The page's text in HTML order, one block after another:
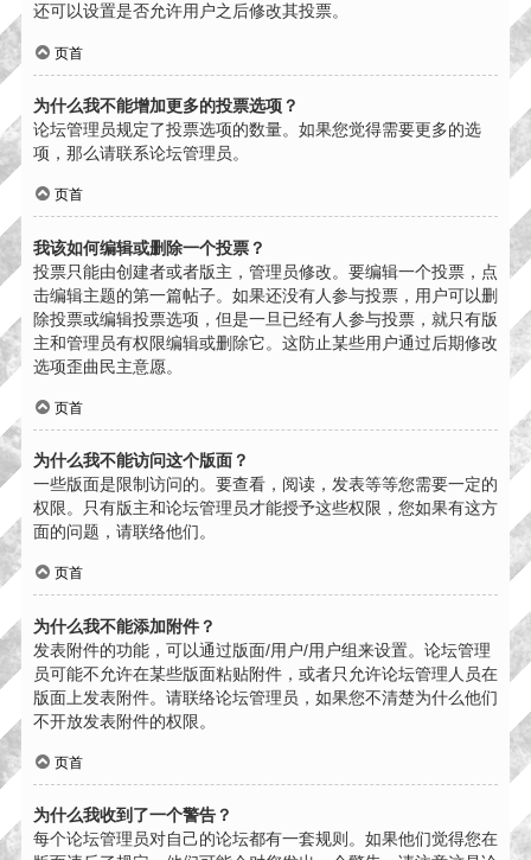
还可以设置是否允许用户之后修改其投票。
页首
为什么我不能增加更多的投票选项？
论坛管理员规定了投票选项的数量。如果您觉得需要更多的选
项，那么请联系论坛管理员。
页首
我该如何编辑或删除一个投票？
投票只能由创建者或者版主，管理员修改。要编辑一个投票，点
击编辑主题的第一篇帖子。如果还没有人参与投票，用户可以删
除投票或编辑投票选项，但是一旦已经有人参与投票，就只有版
主和管理员有权限编辑或删除它。这防止某些用户通过后期修改
选项歪曲民主意愿。
页首
为什么我不能访问这个版面？
一些版面是限制访问的。要查看，阅读，发表等等您需要一定的
权限。只有版主和论坛管理员才能授予这些权限，您如果有这方
面的问题，请联络他们。
页首
为什么我不能添加附件？
发表附件的功能，可以通过版面/用户/用户组来设置。论坛管理
员可能不允许在某些版面粘贴附件，或者只允许论坛管理人员在
版面上发表附件。请联络论坛管理员，如果您不清楚为什么他们
不开放发表附件的权限。
页首
为什么我收到了一个警告？
每个论坛管理员对自己的论坛都有一套规则。如果他们觉得您在